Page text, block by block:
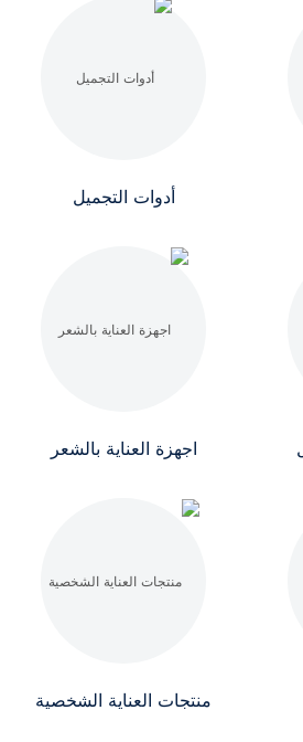
أدوات التجميل
اجهزة العناية بالشعر
منتجات العناية الشخصية